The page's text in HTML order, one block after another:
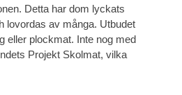
Detta har dom lyckats
lovordas av många. Utbudet
eller plockmat. Inte nog med
Projekt Skolmat, vilka